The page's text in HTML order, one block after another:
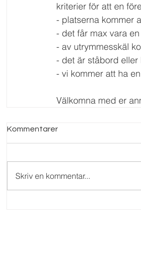
kriterier för att en
- platserna kommer
- det får max vara
- av utrymmesskäl
- det är ståbord
- vi kommer att ha
Välkomna med er
Kommentarer
Skriv en kommentar...